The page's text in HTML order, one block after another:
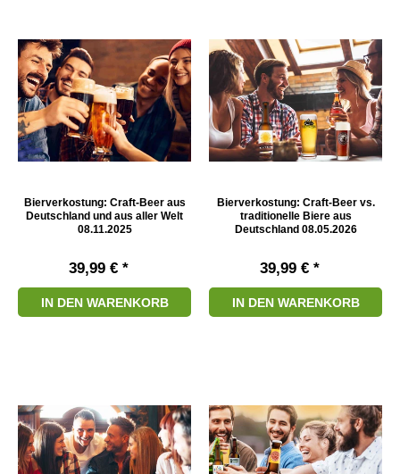
Bierverkostung: Craft-Beer aus
Deutschland und aus aller Welt
08.11.2025
39,99 € *
IN DEN WARENKORB
Bierverkostung: Craft-Beer vs.
traditionelle Biere aus
Deutschland 08.05.2026
39,99 € *
IN DEN WARENKORB